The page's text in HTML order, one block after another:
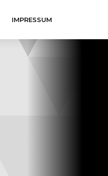
IMPRESSUM